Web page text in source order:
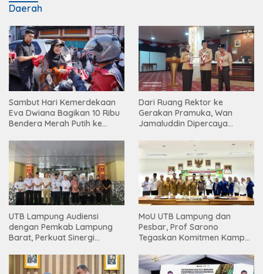
Daerah
Sambut Hari Kemerdekaan
Eva Dwiana Bagikan 10 Ribu
Bendera Merah Putih ke
Dari Ruang Rektor ke
Gerakan Pramuka, Wan
Jamaluddin Dipercaya
UTB Lampung Audiensi
dengan Pemkab Lampung
Barat, Perkuat Sinergi
Tinggi
MoU UTB Lampung dan
Pesbar, Prof Sarono
Tegaskan Komitmen Kampus
Masyarakat